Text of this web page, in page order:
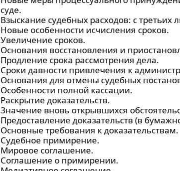
суде.
Взыскание судебных расходов: с
Новые особенности исчисления сроков.
Увеличение сроков.
Основания восстановления и
Продление срока рассмотрения дела.
Сроки давности привлечения к
Основания для отмены судебных
Особенности полной кассации.
Раскрытие доказательств.
Значение вновь открывшихся
Предоставление доказательств (в
Основные требования к доказательствам.
Судебное примирение.
Мировое соглашение.
Соглашение о примирении.